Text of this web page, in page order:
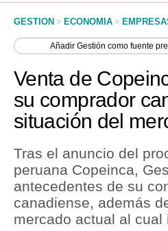
Management & Empleo
Perú
Política
Finanzas Personales
Inmobiliarias
Plus G
GESTION > ECONOMIA >
AñadirGestión como fuente
Venta de
su comprador
situación del
Tras el anuncio del
peruana Copeinca,
antecedentes de su
canadiense, además
mercado actual al cual